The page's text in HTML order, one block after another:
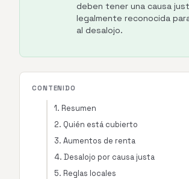
deben tener una causa
legalmente reconocida
al desalojo.
CONTENIDO
1. Resumen
2. Quién está cubierto
3. Aumentos de renta
4. Desalojo por causa justa
5. Reglas locales